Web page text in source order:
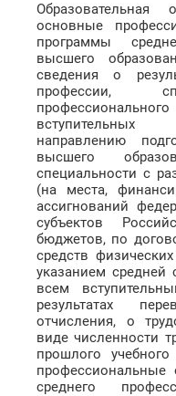
Образовательная
основные
программы
высшего
сведения о
профессии,
направлению
высшего
специальности с
(на места,
ассигнований
субъектов
бюджетов, по
средств
указанием
всем
результатах
отчисления, о
виде численности
прошлого
профессиональные
среднего